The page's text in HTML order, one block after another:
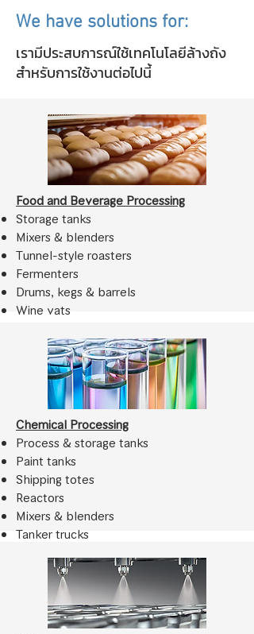
We have solutions for:
เรามีประสบการณ์ใช้เทคโนโลยีล้างถัง
สำหรับการใช้งานต่อไปนี้
​Food and Beverage Processing
Storage tanks
Mixers & blenders
Tunnel-style roasters
Fermenters
Drums, kegs & barrels
Wine vats
Tanker trucks
Spray dry towers
Chemical Processing
Process & storage tanks
Paint tanks
Shipping totes
Reactors
Mixers & blenders
Tanker trucks